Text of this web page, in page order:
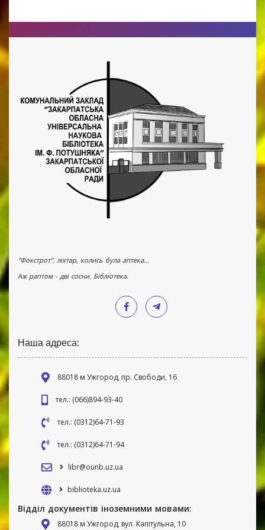
"Фокстрот", ліхтар, колись була аптека...
Аж раптом - дві сосни. Бібліотека.
Наша адреса:
88018 м Ужгород, пр. Свободи, 16
тел.: (066)894-93-40
тел.: (0312)64-71-93
тел.: (0312)64-71-94
libr@ounb.uz.ua
biblioteka.uz.ua
Відділ документів іноземними мовами:
88018 м Ужгород, вул. Капітульна, 10